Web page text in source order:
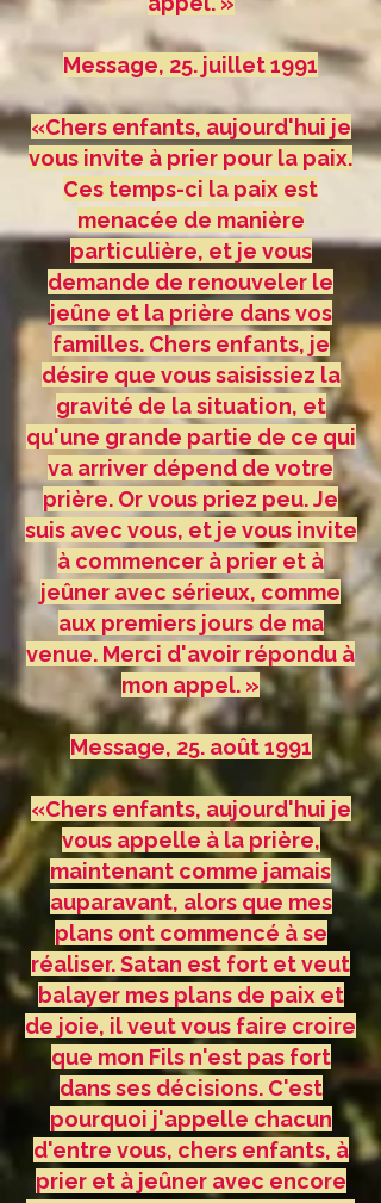
Message, 25. juillet 1991
«Chers enfants, aujourd'hui je
vous invite à prier pour la paix.
Ces temps-ci la paix est
menacée de manière
particulière, et je vous
demande de renouveler le
jeûne et la prière dans vos
familles. Chers enfants, je
désire que vous saisissiez la
gravité de la situation, et
qu'une grande partie de ce qui
va arriver dépend de votre
prière. Or vous priez peu. Je
suis avec vous, et je vous invite
à commencer à prier et à
jeûner avec sérieux, comme
aux premiers jours de ma
venue. Merci d'avoir répondu à
mon appel. »
Message, 25. août 1991
«Chers enfants, aujourd'hui je
vous appelle à la prière,
maintenant comme jamais
auparavant, alors que mes
plans ont commencé à se
réaliser. Satan est fort et veut
balayer mes plans de paix et
de joie, il veut vous faire croire
que mon Fils n'est pas fort
dans ses décisions. C'est
pourquoi j'appelle chacun
d'entre vous, chers enfants, à
prier et à jeûner avec encore